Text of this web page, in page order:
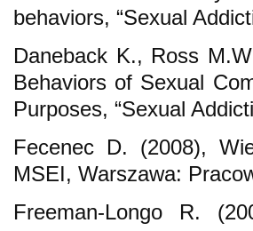
behaviors, “Sexual
Daneback K., Ross
Behaviors of Sexual
Purposes, “Sexual
Fecenec D. (2008),
MSEI, Warszawa:
Freeman-Longo R.